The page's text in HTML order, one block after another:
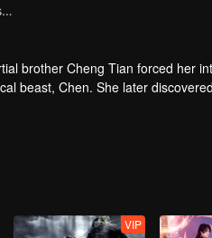
brother Cheng Tian forced her
beast, Chen. She later
she began her quest for revenge.
inner core but was poisoned in
day after their wedding and
VIP